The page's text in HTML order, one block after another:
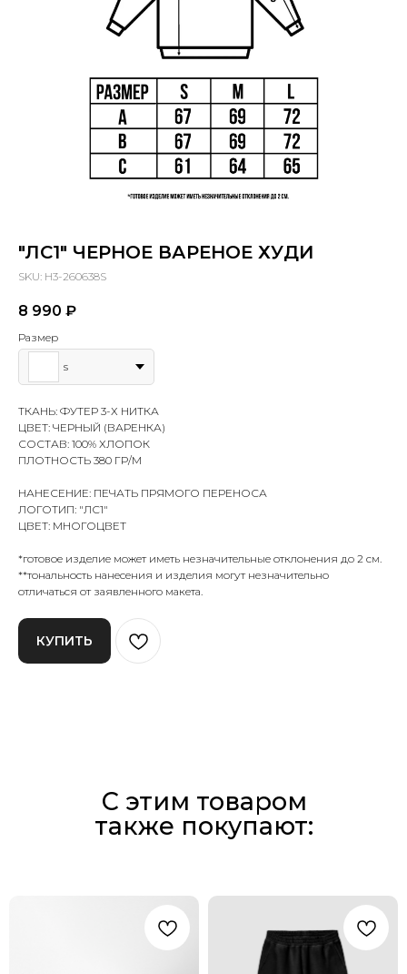
"ЛС1" ЧЕРНОЕ ВАРЕНОЕ ХУДИ
SKU: H3-260638S
8 990 ₽
Размер
s
ТКАНЬ: ФУТЕР 3-Х НИТКА
ЦВЕТ: ЧЕРНЫЙ (ВАРЕНКА)
СОСТАВ: 100% ХЛОПОК
ПЛОТНОСТЬ 380 ГР/М
НАНЕСЕНИЕ: ПЕЧАТЬ ПРЯМОГО ПЕРЕНОСА
ЛОГОТИП: "ЛС1"
ЦВЕТ: МНОГОЦВЕТ
*готовое изделие может иметь незначительные отклонения до 2 см.
**тональность нанесения и изделия могут незначительно
отличаться от заявленного макета.
КУПИТЬ
С этим товаром
также покупают: